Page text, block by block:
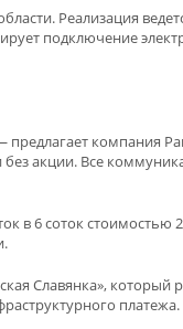
Реализация
подключение
компания
акции. Все
в 6 соток
Славянка», который